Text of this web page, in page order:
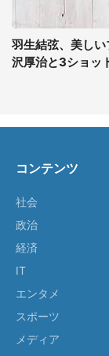
羽生結弦、美し
沢厚治と3ショッ
コンテンツ
社会
政治
経済
IT
エンタメ
スポーツ
メディア